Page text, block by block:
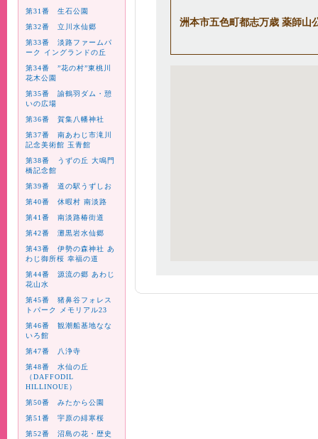
第31番 生石公園
第32番 立川水仙郷
第33番 淡路ファームパ
ーク イングランドの丘
第34番 ”花の村”東桃川
花木公園
第35番 諭鶴羽ダム・憩
いの広場
第36番 賀集八幡神社
第37番 南あわじ市滝川
記念美術館 玉青館
第38番 うずの丘 大鳴門
橋記念館
第39番 道の駅うずしお
第40番 休暇村 南淡路
第41番 南淡路椿街道
第42番 灘黒岩水仙郷
第43番 伊勢の森神社 あ
わじ御所桜 幸福の道
第44番 源流の郷 あわじ
花山水
第45番 猪鼻谷フォレス
トパーク メモリアル23
第46番 観潮船基地なな
いろ館
第47番 八浄寺
第48番 水仙の丘
（DAFFODIL
HILLINOUE）
第50番 みたから公園
第51番 宇原の緋寒桜
第52番 沼島の花・歴史
洲本市五色町都志万歳 薬師山